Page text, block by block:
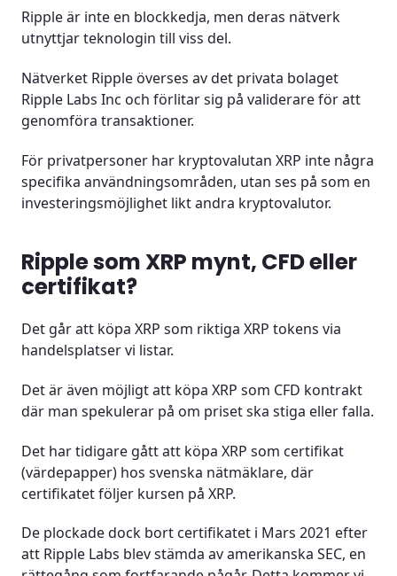
Ripple är inte en blockkedja, men deras nätverk
utnyttjar teknologin till viss del.
Nätverket Ripple överses av det privata bolaget
Ripple Labs Inc och förlitar sig på validerare för att
genomföra transaktioner.
För privatpersoner har kryptovalutan XRP inte några
specifika användningsområden, utan ses på som en
investeringsmöjlighet likt andra kryptovalutor.
Ripple som XRP mynt, CFD eller
certifikat?
Det går att köpa XRP som riktiga XRP tokens via
handelsplatser vi listar.
Det är även möjligt att köpa XRP som CFD kontrakt
där man spekulerar på om priset ska stiga eller falla.
Det har tidigare gått att köpa XRP som certifikat
(värdepapper) hos svenska nätmäklare, där
certifikatet följer kursen på XRP.
De plockade dock bort certifikatet i Mars 2021 efter
att Ripple Labs blev stämda av amerikanska SEC, en